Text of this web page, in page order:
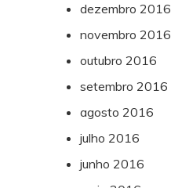
dezembro 2016
novembro 2016
outubro 2016
setembro 2016
agosto 2016
julho 2016
junho 2016